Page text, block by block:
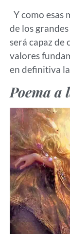
Y como esas
de los
será capaz
valores
en definitiva
Poema a